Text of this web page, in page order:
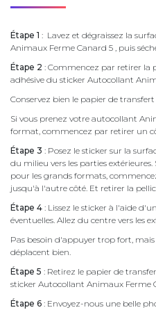
Étape 1 : Lavez et dégraissez la
Animaux Ferme Canard 5 , puis
Étape 2 : Commencez par retirer la
adhésive du sticker Autocollant
Conservez bien le papier de
Si vous prenez votre autocollant
format, commencez par retirer un
Étape 3 : Posez le sticker sur la
du milieu vers les parties
pour les grands formats,
jusqu'à l'autre côté. Et retirer la
Étape 4 : Lissez le sticker à l'aide
éventuelles. Allez du centre vers les
Pas besoin d'appuyer trop fort, mais
déplacent bien.
Étape 5 : Retirez le papier de
sticker Autocollant Animaux Ferme
Étape 6 : Envoyez-nous une belle